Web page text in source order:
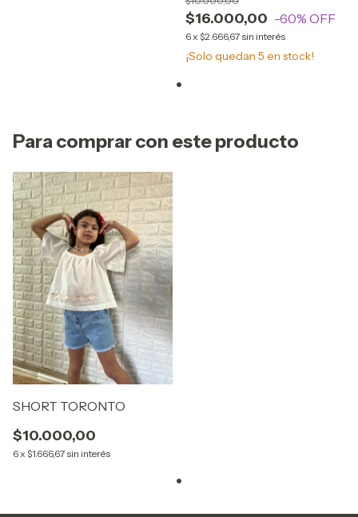
$16.000,00 -60% OFF
6 x $2.666,67 sin interés
¡Solo quedan 5 en stock!
Para comprar con este producto
SHORT TORONTO
$10.000,00
6 x $1.666,67 sin interés